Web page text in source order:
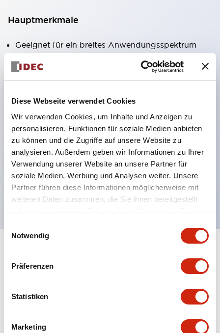
Diese Webseite verwendet Cookies
Wir verwenden Cookies, um Inhalte und Anzeigen zu
personalisieren, Funktionen für soziale Medien anbieten
zu können und die Zugriffe auf unsere Website zu
analysieren. Außerdem geben wir Informationen zu Ihrer
Verwendung unserer Website an unsere Partner für
soziale Medien, Werbung und Analysen weiter. Unsere
Partner führen diese Informationen möglicherweise mit
weiteren Daten zusammen, die Sie ihnen bereitgestellt
haben oder die sie im Rahmen Ihrer Nutzung der Dienste
Notwendig
Präferenzen
Statistiken
Marketing
Hauptmerkmale
Geeignet für ein breites Anwendungsspektrum
von der Konsumelektronik bis zum FA-Bereich
LED-Beleuchtungseinheit mit integriertem
LED-Lampenkörper
Schutzarten IP40 und IP65 vollständig verfügbar
(IEC 60529)
UL- und CSA-zertifiziert. Entspricht EN (Europa)
Normen. CCC-zertifiziert (außer Anzeigeleuchten).
Mit speziellem Zubehör leicht auf Φ22 Flash-
Silhouette umstellbar
Electrical Specifications (rated illuminated